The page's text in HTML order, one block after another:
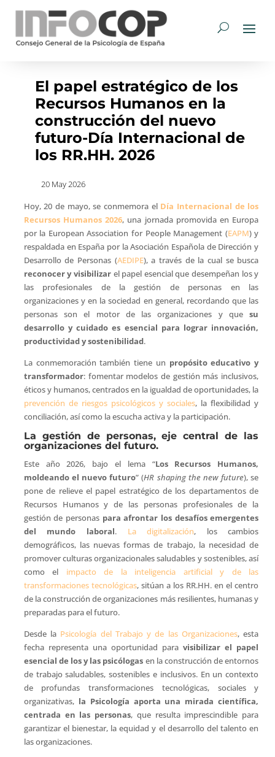
El papel estratégico de los
Recursos Humanos en la
construcción del nuevo
futuro-Día Internacional de
los RR.HH. 2026
20 May 2026
Hoy, 20 de mayo, se conmemora el Día Internacional de los
Recursos Humanos 2026, una jornada promovida en Europa
por la European Association for People Management (EAPM) y
respaldada en España por la Asociación Española de Dirección y
Desarrollo de Personas (AEDIPE), a través de la cual se busca
reconocer y visibilizar el papel esencial que desempeñan los y
las profesionales de la gestión de personas en las
organizaciones y en la sociedad en general, recordando que las
personas son el motor de las organizaciones y quesu
desarrollo y cuidado es esencial para lograr innovación,
productividad y sostenibilidad.
La conmemoración también tiene un propósito educativo y
transformador: fomentar modelos de gestión más inclusivos,
éticos y humanos, centrados en la igualdad de oportunidades, la
prevención de riesgos psicológicos y sociales, la flexibilidad y
conciliación, así como la escucha activa y la participación.
La gestión de personas, eje central de las
organizaciones del futuro.
Este año 2026, bajo el lema “Los Recursos Humanos,
moldeando el nuevo futuro” (HR shaping the new future), se
pone de relieve el papel estratégico de los departamentos de
Recursos Humanos y de las personas profesionales de la
gestión de personas para afrontar los desafíos emergentes
del mundo laboral. La digitalización, los cambios
demográficos, las nuevas formas de trabajo, la necesidad de
promover culturas organizacionales saludables y sostenibles, así
como el impacto de la inteligencia artificial y de las
transformaciones tecnológicas, sitúan a los RR.HH. en el centro
de la construcción de organizaciones más resilientes, humanas y
preparadas para el futuro.
Desde la Psicología del Trabajo y de las Organizaciones, esta
fecha representa una oportunidad paravisibilizar el papel
esencial de los y las psicólogas en la construcción de entornos
de trabajo saludables, sostenibles e inclusivos. En un contexto
de profundas transformaciones tecnológicas, sociales y
organizativas, la Psicología aporta una mirada científica,
centrada en las personas, que resulta imprescindible para
garantizar el bienestar, la equidad y el desarrollo del talento en
las organizaciones.